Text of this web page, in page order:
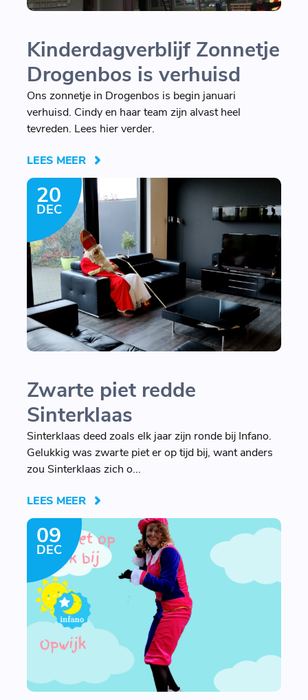
Kinderdagverblijf Zonnetje
Drogenbos is verhuisd
Ons zonnetje in Drogenbos is begin januari
verhuisd. Cindy en haar team zijn alvast heel
tevreden. Lees hier verder.
LEES MEER
20
DEC
Zwarte piet redde
Sinterklaas
Sinterklaas deed zoals elk jaar zijn ronde bij Infano.
Gelukkig was zwarte piet er op tijd bij, want anders
zou Sinterklaas zich o...
LEES MEER
09
DEC